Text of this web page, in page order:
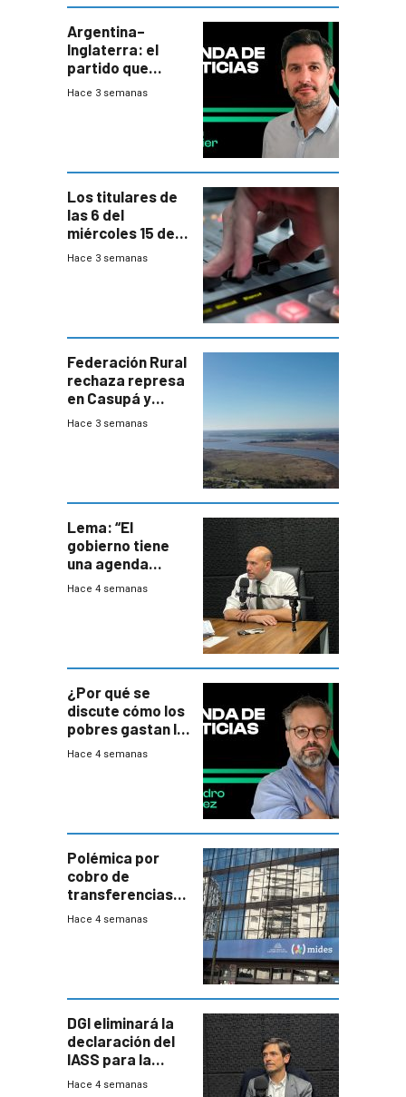
departamental
Argentina–
Inglaterra: el
partido que
nunca termina
Hace 3 semanas
Los titulares de
las 6 del
miércoles 15 de
julio de 2026
Hace 3 semanas
Federación Rural
rechaza represa
en Casupá y
firma demanda
Hace 3 semanas
Lema: “El
gobierno tiene
una agenda
destructiva”
Hace 4 semanas
¿Por qué se
discute cómo los
pobres gastan la
plata?
Hace 4 semanas
Polémica por
cobro de
transferencias
del Mides en
Hace 4 semanas
DGI eliminará la
declaración del
IASS para la
mayoría de los
Hace 4 semanas